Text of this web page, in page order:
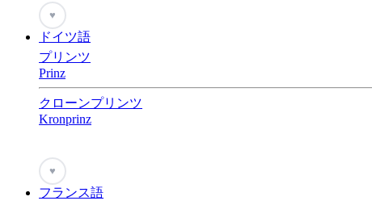
♥
ドイツ語
プリンツ
Prinz
クローンプリンツ
Kronprinz
♥
フランス語